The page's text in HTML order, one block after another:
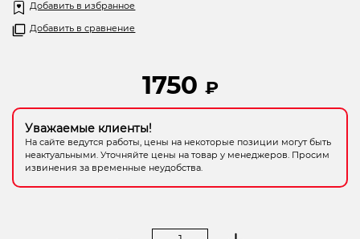
Строительное оборудование
Добавить в избранное
Добавить в сравнение
1750 ₽
Уважаемые клиенты!
На сайте ведутся работы, цены на некоторые позиции могут быть
неактуальными. Уточняйте цены на товар у менеджеров. Просим
извинения за временные неудобства.